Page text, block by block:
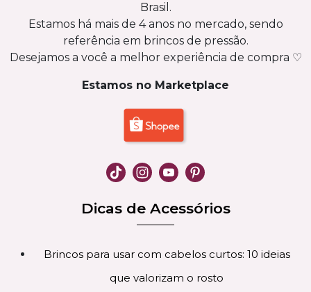
Brasil.
Estamos há mais de 4 anos no mercado, sendo
referência em brincos de pressão.
Desejamos a você a melhor experiência de compra ♡
Estamos no Marketplace
Dicas de Acessórios
Brincos para usar com cabelos curtos: 10 ideias
que valorizam o rosto